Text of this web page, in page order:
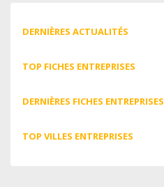
DERNIÈRES ACTUALITÉS
TOP FICHES ENTREPRISES
DERNIÈRES FICHES ENTREPRISES
TOP VILLES ENTREPRISES